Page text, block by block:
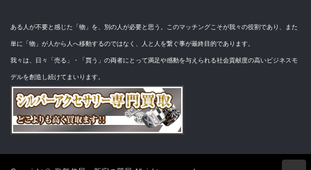
ある人が不要と感じた「物」を、別の人が必要と思う。このマッチングこそが我々の役割であり、また
単に「物」が人から人へ移動するのではなく、人と人を繋ぐ事が最終目的であります。
我々は、日々「売る」・「買う」の両者にとって満足や感動を与えられる社会貢献度の高いビジネスモ
デルを創造し続けてまいります。